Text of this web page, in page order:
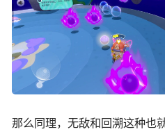
那么同理，无敌和回溯这种也